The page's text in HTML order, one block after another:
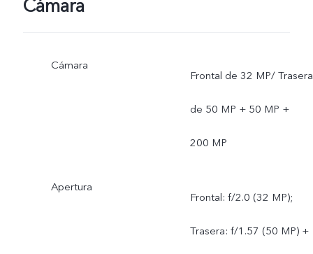
Cámara
Cámara
Frontal de 32 MP/ Trasera
de 50 MP + 50 MP +
200 MP
Apertura
Frontal: f/2.0 (32 MP);
Trasera: f/1.57 (50 MP) +